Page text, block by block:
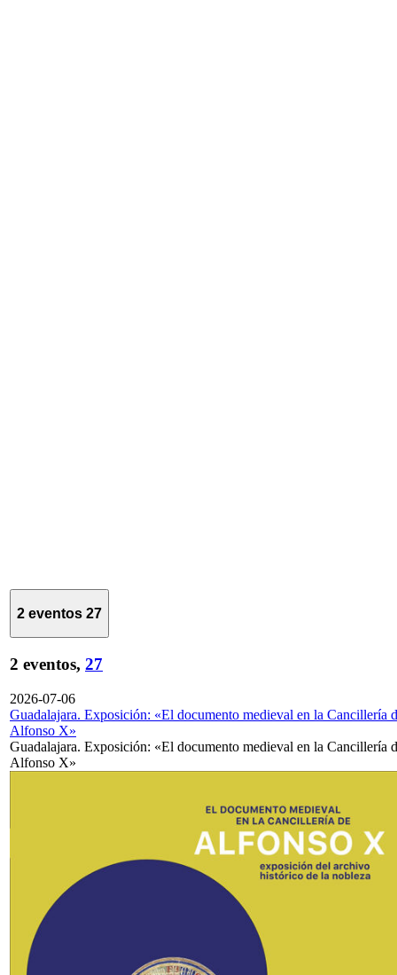
2 eventos 27
2 eventos, 27
2026-07-06
Guadalajara. Exposición: «El documento medieval en la Cancillería
Alfonso X»
Guadalajara. Exposición: «El documento medieval en la Cancillería
Alfonso X»